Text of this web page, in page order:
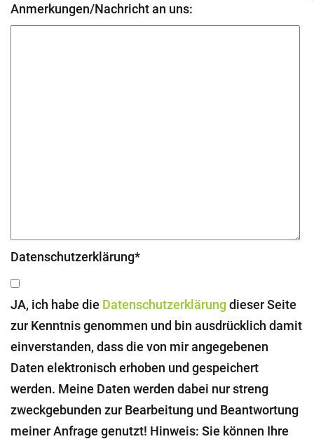
Anmerkungen/Nachricht an uns:
Datenschutzerklärung*
JA, ich habe die Datenschutzerklärung dieser Seite
zur Kenntnis genommen und bin ausdrücklich damit
einverstanden, dass die von mir angegebenen
Daten elektronisch erhoben und gespeichert
werden. Meine Daten werden dabei nur streng
zweckgebunden zur Bearbeitung und Beantwortung
meiner Anfrage genutzt! Hinweis: Sie können Ihre